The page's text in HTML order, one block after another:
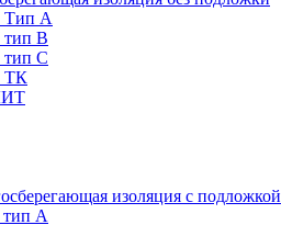
А
В
C
изоляция с подложкой
А